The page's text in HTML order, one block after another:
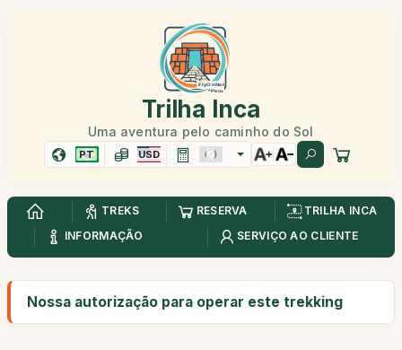
Trilha Inca
Uma aventura pelo caminho do Sol
PT USD
TREKS RESERVA
TRILHA INCA
INFORMAÇÃO
SERVIÇO AO CLIENTE
Nossa autorização para operar este trekking